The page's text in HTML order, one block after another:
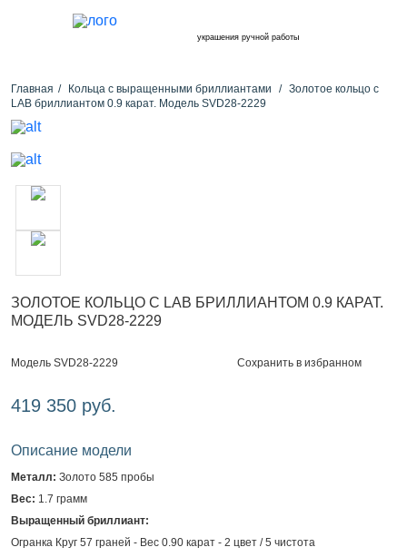
украшения ручной работы
Главная Кольца с выращенными бриллиантами
Золотое кольцо с
LAB бриллиантом 0.9 карат. Модель SVD28-2229
ЗОЛОТОЕ КОЛЬЦО С LAB БРИЛЛИАНТОМ 0.9 КАРАТ.
МОДЕЛЬ SVD28-2229
Модель SVD28-2229 Сохранить в избранном
419 350 руб.
Описание модели
Металл: Золото 585 пробы
Вес: 1.7 грамм
Выращенный бриллиант:
Огранка Круг 57 граней - Вес 0.90 карат - 2 цвет / 5 чистота